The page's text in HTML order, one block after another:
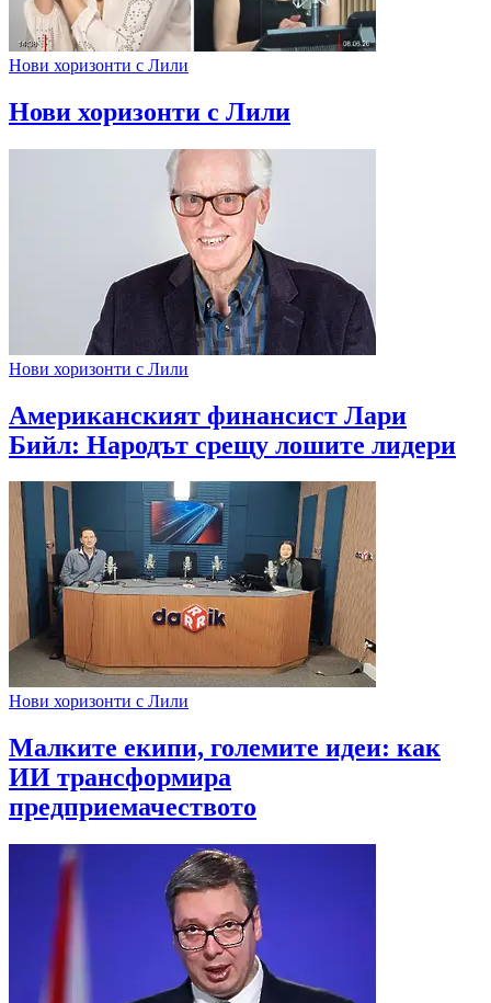
Нови хоризонти с Лили
Нови хоризонти с Лили
Нови хоризонти с Лили
Американският финансист Лари
Бийл: Народът срещу лошите лидери
Нови хоризонти с Лили
Малките екипи, големите идеи: как
ИИ трансформира
предприемачеството